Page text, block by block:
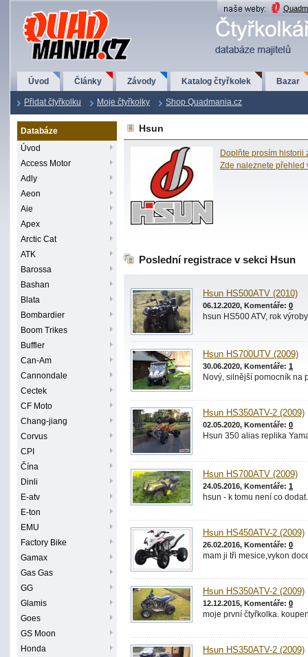
QuadMania.cz
Úvod Články Závody Katalog čtyřkolek Bazar
Přidat čtyřkolku Moje čtyřkolky Shop Quadmania.cz
Databáze
Úvod
Access Motor
Adly
Aeon
Aie
Apex
Arctic Cat
ATK
Barossa
Bashan
Blata
Bombardier
Boom Trikes
Buffler
Can-Am
Cannondale
Cectek
CF Moto
Chang-jiang
Corvus
CPI
Čína
Dinli
E-atv
E-ton
EMU
Factory Bike
Gamax
Gas Gas
GG
Glamis
Goes
GS Moon
Honda
Hsun
Doplňte prosím historii
Zde naleznete přehled
Poslední registrace v sekci Hsun
Hsun HS500ATV (2010)
06.12.2020, Komentáře: 0
hsun HS500 ATV, rok
Hsun HS700UTV (2009)
30.06.2020, Komentáře: 1
Nový, silnější pomocník na
Hsun HS350ATV-2 (2009)
02.05.2020, Komentáře: 0
Hsun 350 alias replika
Hsun HS700ATV (2009)
24.05.2016, Komentáře: 1
hsun - k tomu není co
Hsun HS450ATV-2 (2009)
26.02.2016, Komentáře: 0
mam ji tři mesice,vykon
Hsun HS350ATV-2 (2009)
12.12.2015, Komentáře: 0
moje první čtyřkolka.
Hsun HS350ATV-2 (2009)